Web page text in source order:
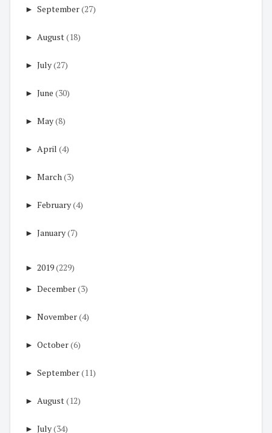
► September(27)
► August(18)
► July(27)
► June (30)
► May(8)
► April (4)
► March(3)
► February(4)
► January(7)
► 2019(229)
► December(3)
► November(4)
► October(6)
► September(11)
► August(12)
► July(34)